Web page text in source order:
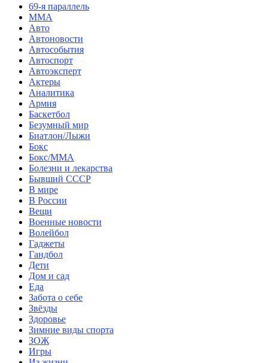
69-я параллель
MMA
Авто
Автоновости
Автособытия
Автоспорт
Автоэксперт
Актеры
Аналитика
Армия
Баскетбол
Безумный мир
Биатлон/Лыжи
Бокс
Бокс/MMA
Болезни и лекарства
Бывший СССР
В мире
В России
Вещи
Военные новости
Волейбол
Гаджеты
Гандбол
Дети
Дом и сад
Еда
Забота о себе
Звёзды
Здоровье
Зимние виды спорта
ЗОЖ
Игры